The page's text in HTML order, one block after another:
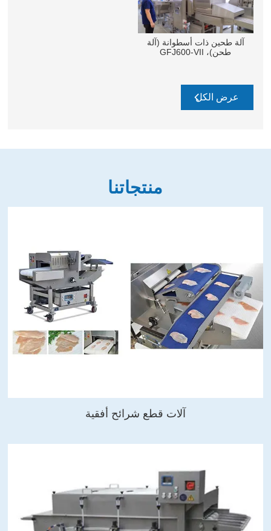
آلة طحين ذات أسطوانة (آلة
طحن)، GFJ600-VII
عرض الكل
منتجاتنا
آلات قطع شرائح أفقية